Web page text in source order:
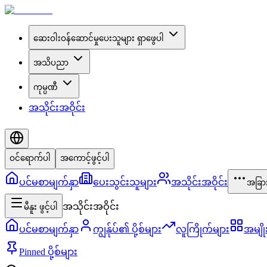
ဆေးဝါးဝန်ဆောင်မှုပေးသူများ ရှာဖွေပါ
အသိပညာ
ကုမ္ပဏီ
အသိုင်းအဝိုင်း
ဝင်ရောက်ပါ အကောင့်ဖွင့်ပါ
ပင်မစာမျက်နှာ ပေးသွင်းသူများ အသိုင်းအဝိုင်း အခြာ
မီနူး ဖွင့်ပါ အသိုင်းအဝိုင်း
ပင်မစာမျက်နှာ ကျွန်ုပ်၏ ပို့စ်များ လူကြိုက်များ အမျို
Pinned ပို့စ်များ